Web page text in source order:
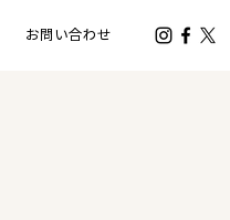
お問い合わせ